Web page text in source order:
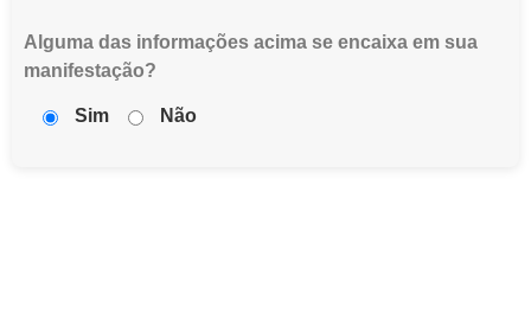
Alguma das informações acima se encaixa em sua
manifestação?
Sim Não